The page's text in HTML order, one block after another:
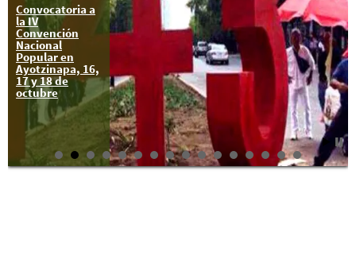
Convocatoria a
la IV
Convención
Nacional
Popular en
Ayotzinapa, 16,
17 y 18 de
octubre